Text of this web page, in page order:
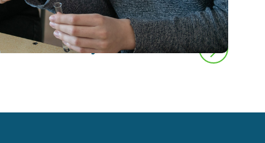
следующая новость